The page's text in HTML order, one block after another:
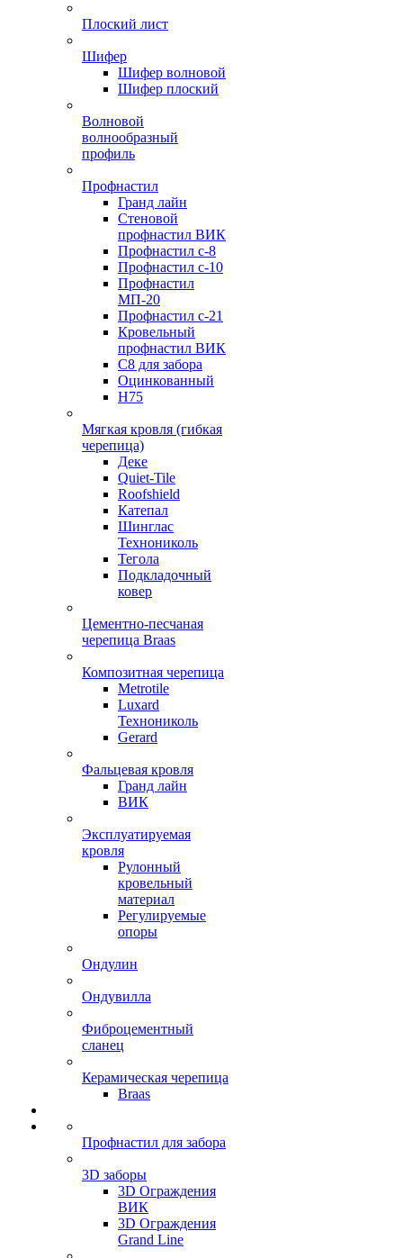
Плоский лист
Шифер
Шифер волновой
Шифер плоский
Волновой
волнообразный
профиль
Профнастил
Гранд лайн
Стеновой
профнастил ВИК
Профнастил с-8
Профнастил с-10
Профнастил
МП-20
Профнастил с-21
Кровельный
профнастил ВИК
С8 для забора
Оцинкованный
Н75
Мягкая кровля (гибкая
черепица)
Деке
Quiet-Tile
Roofshield
Катепал
Шинглас
Технониколь
Тегола
Подкладочный
ковер
Цементно-песчаная
черепица Braas
Композитная черепица
Metrotile
Luxard
Технониколь
Gerard
Фальцевая кровля
Гранд лайн
ВИК
Эксплуатируемая
кровля
Рулонный
кровельный
материал
Регулируемые
опоры
Ондулин
Ондувилла
Фиброцементный
сланец
Керамическая черепица
Braas
Профнастил для забора
3D заборы
3D Ограждения
ВИК
3D Ограждения
Grand Line